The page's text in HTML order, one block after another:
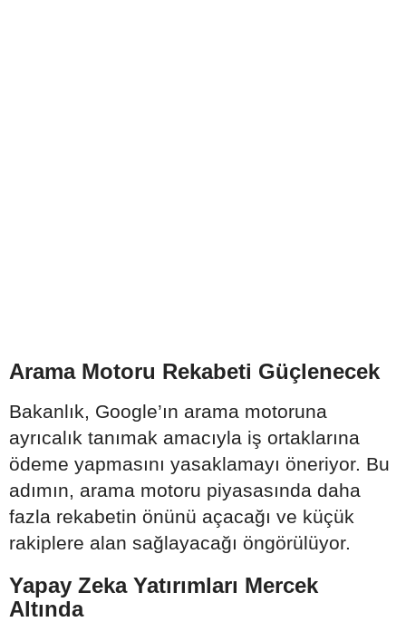
Arama Motoru Rekabeti Güçlenecek
Bakanlık, Google’ın arama motoruna
ayrıcalık tanımak amacıyla iş ortaklarına
ödeme yapmasını yasaklamayı öneriyor. Bu
adımın, arama motoru piyasasında daha
fazla rekabetin önünü açacağı ve küçük
rakiplere alan sağlayacağı öngörülüyor.
Yapay Zeka Yatırımları Mercek
Altında